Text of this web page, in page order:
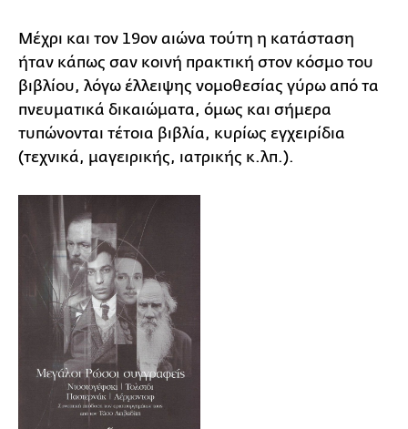
Μέχρι και τον 19ον αιώνα τούτη η κατάσταση
ήταν κάπως σαν κοινή πρακτική στον κόσμο του
βιβλίου, λόγω έλλειψης νομοθεσίας γύρω από τα
πνευματικά δικαιώματα, όμως και σήμερα
τυπώνονται τέτοια βιβλία, κυρίως εγχειρίδια
(τεχνικά, μαγειρικής, ιατρικής κ.λπ.).